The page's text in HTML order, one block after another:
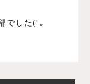
でした(´｡